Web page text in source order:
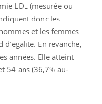
LDL (mesurée ou
donc les
et les femmes
En revanche,
années. Elle atteint
54 ans (36,7% au-